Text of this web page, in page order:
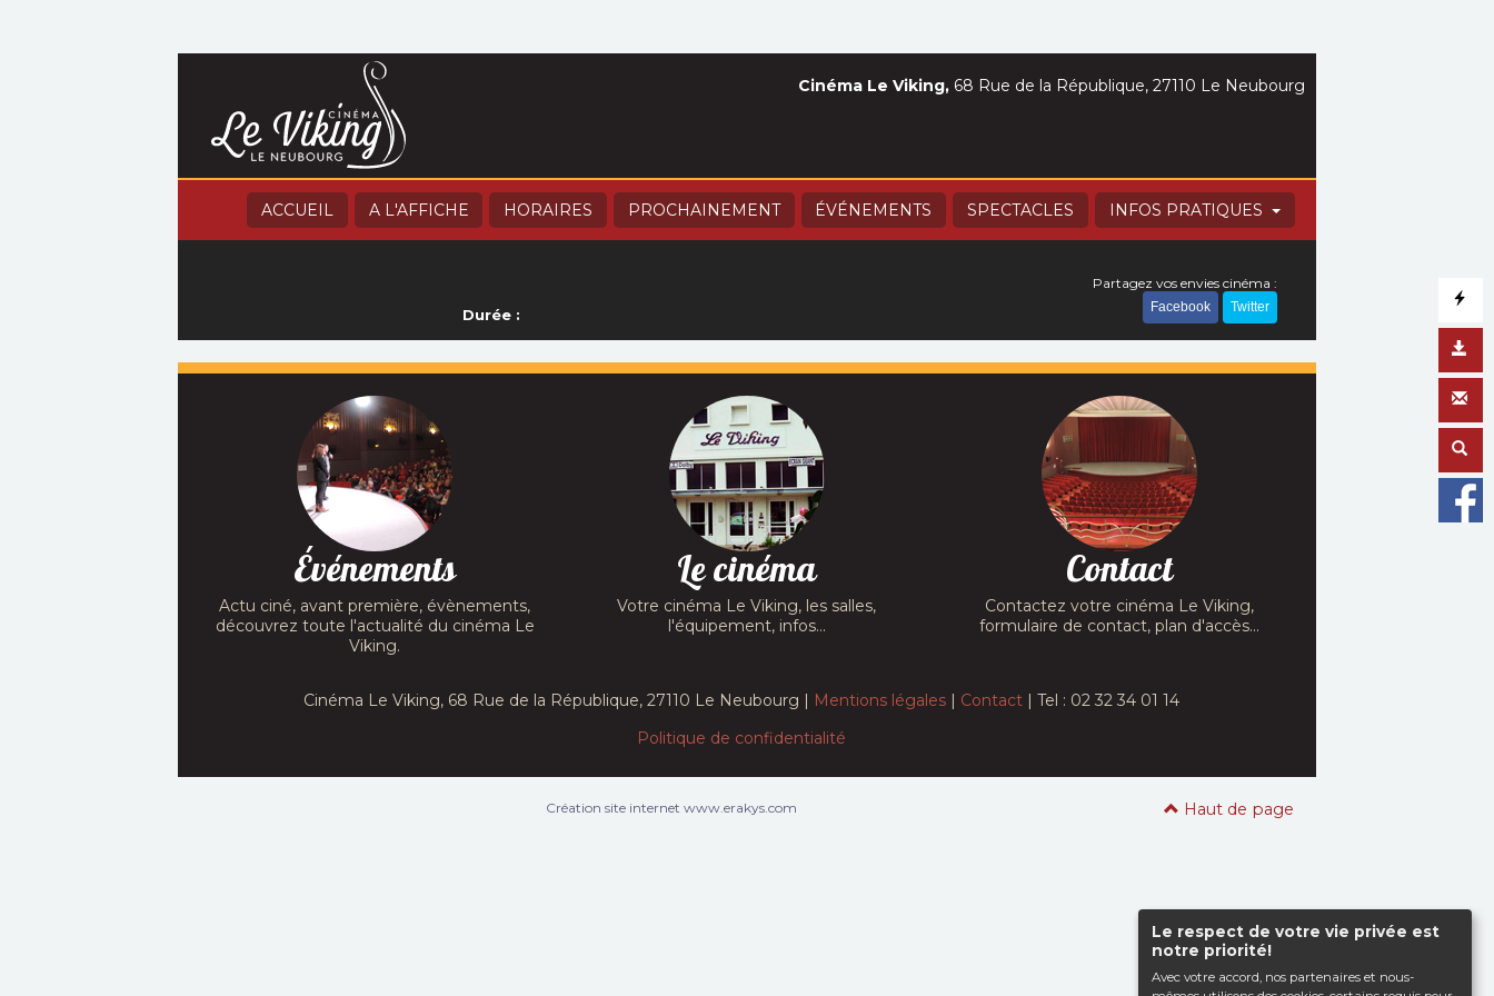
Le respect de votre vie privée est
notre priorité!
Avec votre accord, nos partenaires et nous-
ACCUEIL A L'AFFICHE HORAIRES PROCHAINEMENT ÉVÉNEMENTS SPECTACLES INFOS PRATIQUES
Cinéma Le Viking, 68 Rue de la République, 27110 Le Neubourg
Durée :
Partagez vos envies cinéma :
Facebook Twitter
Événements
Actu ciné, avant première, évènements,
découvrez toute l'actualité du cinéma Le
Viking.
Le cinéma
Votre cinéma Le Viking, les salles,
l'équipement, infos...
Contact
Contactez votre cinéma Le Viking,
formulaire de contact, plan d'accès...
Cinéma Le Viking, 68 Rue de la République, 27110 Le Neubourg | Mentions légales | Contact | Tel : 02 32 34 01 14
Politique de confidentialité
Haut de page
Création site internet www.erakys.com